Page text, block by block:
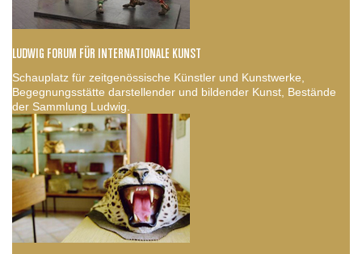
LUDWIG FORUM FÜR INTERNATIONALE KUNST
Schauplatz für zeitgenössische Künstler und Kunstwerke,
Begegnungsstätte darstellender und bildender Kunst, Bestände
der Sammlung Ludwig.